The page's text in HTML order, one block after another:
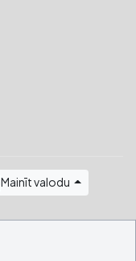
Mainīt valodu